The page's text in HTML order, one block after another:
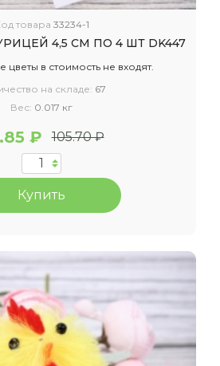
товара 33234-1
4,5 СМ ПО 4 ШТ DK447
цветы в стоимость не входят.
на складе: 67
Вес: 0.017 кг
₽ 105.70 ₽
Купить